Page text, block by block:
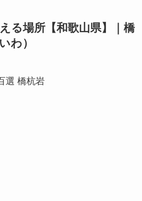
る場所【和歌山県】｜橋
わ）
選 橋杭岩